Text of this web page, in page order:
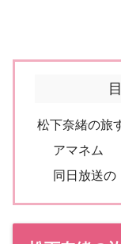
松下奈緒の旅
アマネム
同日放送の